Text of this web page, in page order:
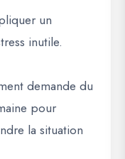
un
inutile.
demande du
pour
la situation